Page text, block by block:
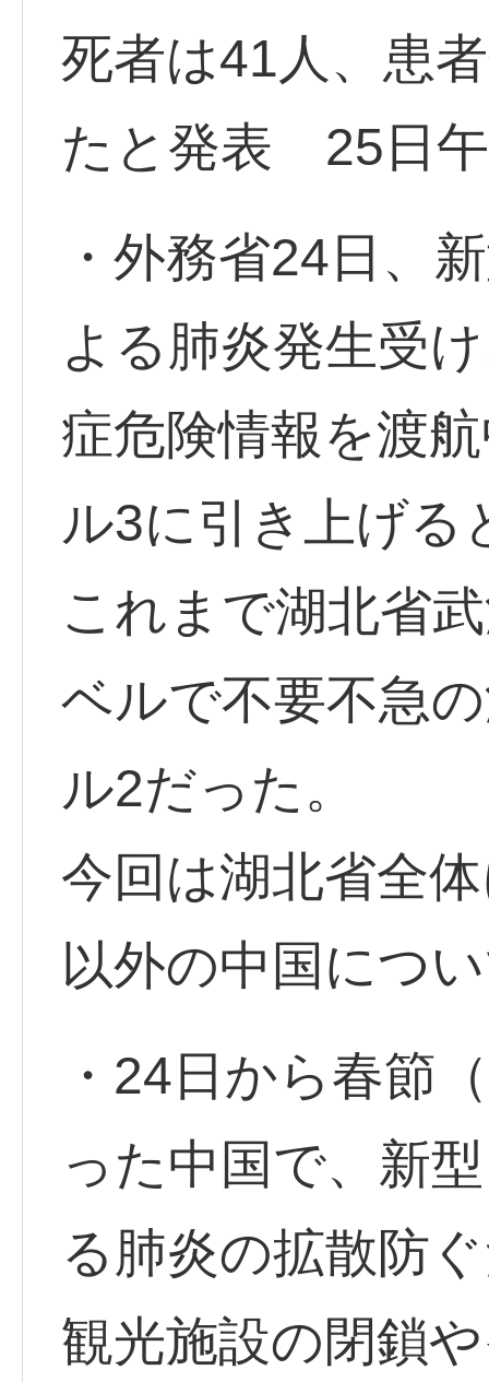
死者は41人、患
たと発表 25日
・外務省24日、
よる肺炎発生受
症危険情報を渡
ル3に引き上げる
これまで湖北省
ベルで不要不急
ル2だった。
今回は湖北省全
以外の中国につ
・24日から春節
った中国で、新
る肺炎の拡散防
観光施設の閉鎖